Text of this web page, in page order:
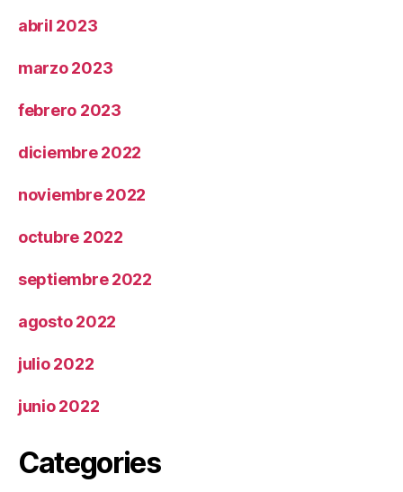
abril 2023
marzo 2023
febrero 2023
diciembre 2022
noviembre 2022
octubre 2022
septiembre 2022
agosto 2022
julio 2022
junio 2022
Categories